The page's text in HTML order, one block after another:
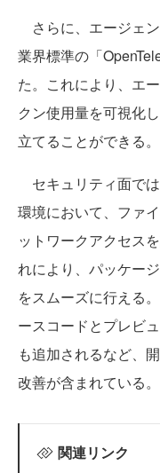
さらに、エージェ
業界標準の「
た。これにより、エ
クン使用量を可視化
立てることができる。
セキュリティ面で
環境において、ファ
ットワークアクセス
れにより、パッケー
をスムーズに行える
ースコードとプレビ
も追加されるなど、
改善が含まれている。
関連リンク